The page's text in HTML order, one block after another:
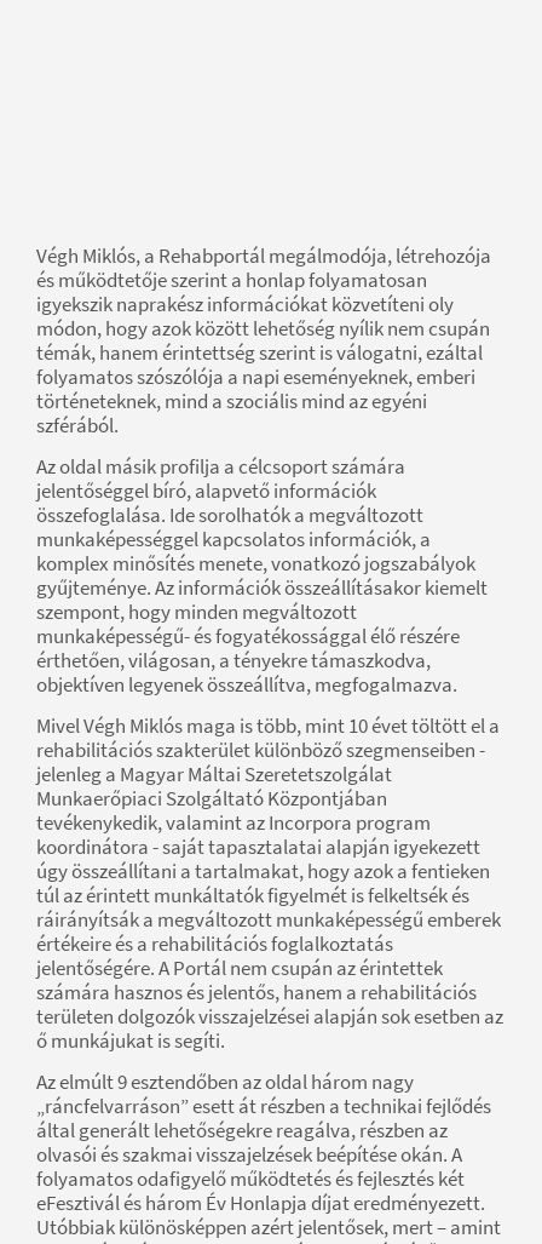
Végh Miklós, a Rehabportál megálmodója, létrehozója
és működtetője szerint a honlap folyamatosan
igyekszik naprakész információkat közvetíteni oly
módon, hogy azok között lehetőség nyílik nem csupán
témák, hanem érintettség szerint is válogatni, ezáltal
folyamatos szószólója a napi eseményeknek, emberi
történeteknek, mind a szociális mind az egyéni
szférából.
Az oldal másik profilja a célcsoport számára
jelentőséggel bíró, alapvető információk
összefoglalása. Ide sorolhatók a megváltozott
munkaképességgel kapcsolatos információk, a
komplex minősítés menete, vonatkozó jogszabályok
gyűjteménye. Az információk összeállításakor kiemelt
szempont, hogy minden megváltozott
munkaképességű- és fogyatékossággal élő részére
érthetően, világosan, a tényekre támaszkodva,
objektíven legyenek összeállítva, megfogalmazva.
Mivel Végh Miklós maga is több, mint 10 évet töltött el a
rehabilitációs szakterület különböző szegmenseiben -
jelenleg a Magyar Máltai Szeretetszolgálat
Munkaerőpiaci Szolgáltató Központjában
tevékenykedik, valamint az Incorpora program
koordinátora - saját tapasztalatai alapján igyekezett
úgy összeállítani a tartalmakat, hogy azok a fentieken
túl az érintett munkáltatók figyelmét is felkeltsék és
ráirányítsák a megváltozott munkaképességű emberek
értékeire és a rehabilitációs foglalkoztatás
jelentőségére. A Portál nem csupán az érintettek
számára hasznos és jelentős, hanem a rehabilitációs
területen dolgozók visszajelzései alapján sok esetben az
ő munkájukat is segíti.
Az elmúlt 9 esztendőben az oldal három nagy
„ráncfelvarráson” esett át részben a technikai fejlődés
által generált lehetőségekre reagálva, részben az
olvasói és szakmai visszajelzések beépítése okán. A
folyamatos odafigyelő működtetés és fejlesztés két
eFesztivál és három Év Honlapja díjat eredményezett.
Utóbbiak különösképpen azért jelentősek, mert – amint